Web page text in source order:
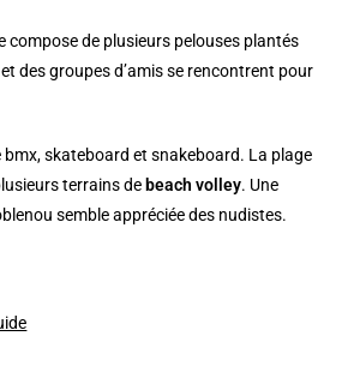
compose de plusieurs pelouses plantés
des groupes d’amis se rencontrent pour
bmx, skateboard et snakeboard. La plage
terrains de beach volley. Une
semble appréciée des nudistes.